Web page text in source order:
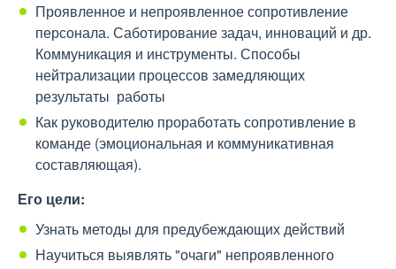
Проявленное и непроявленное сопротивление
персонала. Саботирование задач, инноваций и др.
Коммуникация и инструменты. Способы
нейтрализации процессов замедляющих
результаты работы
Как руководителю проработать сопротивление в
команде (эмоциональная и коммуникативная
составляющая).
Его цели:
Узнать методы для предубеждающих действий
Научиться выявлять "очаги" непроявленного